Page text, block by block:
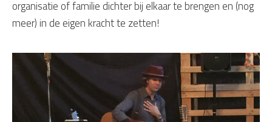
organisatie of familie dichter bij elkaar te brengen en (nog
meer) in de eigen kracht te zetten!